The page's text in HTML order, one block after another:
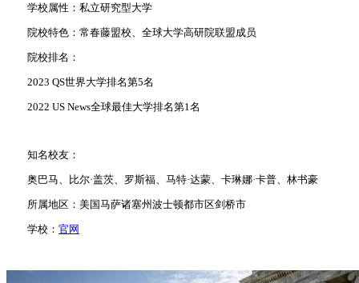
学校属性：私立研究型大学
院校特色：常春藤盟校、全球大学高研院联盟成员
院校排名：
2023 QS世界大学排名第5名
2022 US News全球最佳大学排名第1名
知名校友：
奥巴马、比尔·盖茨、罗斯福、马特·达蒙、卡琳娜·卡普、林书豪
所属地区：美国马萨诸塞州波士顿都市区剑桥市
学校： 官网